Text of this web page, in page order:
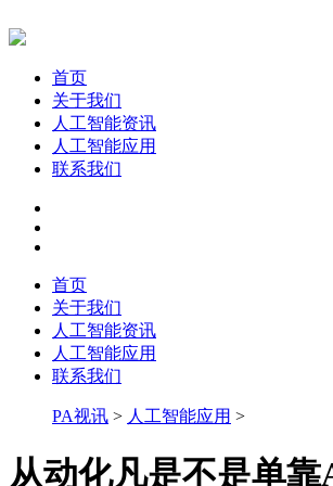
首页
关于我们
人工智能资讯
人工智能应用
联系我们
首页
关于我们
人工智能资讯
人工智能应用
联系我们
PA视讯 > 人工智能应用 >
从动化凡是不是单